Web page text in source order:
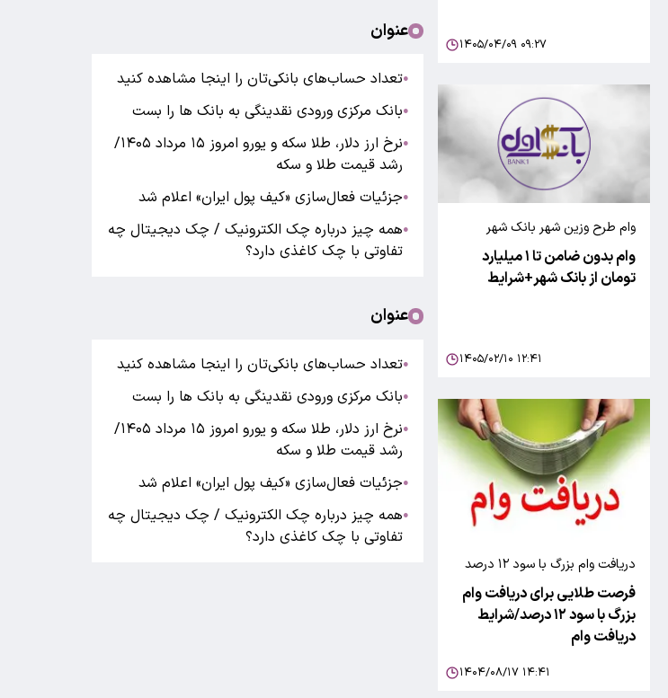
۱۴۰۵/۰۴/۰۹ ۰۹:۲۷
وام طرح وزین شهر بانک شهر
وام بدون ضامن تا ۱ میلیارد
تومان از بانک شهر+شرایط
۱۴۰۵/۰۲/۱۰ ۱۲:۴۱
دریافت وام بزرگ با سود ۱۲ درصد
فرصت طلایی برای دریافت وام
بزرگ با سود ۱۲ درصد/شرایط
دریافت وام
۱۴۰۴/۰۸/۱۷ ۱۴:۴۱
عنوان
●تعداد حساب‌های بانکی‌تان را اینجا مشاهده کنید
●بانک مرکزی ورودی نقدینگی به بانک ها را بست
●
نرخ ارز دلار، طلا سکه و یورو امروز ۱۵ مرداد ۱۴۰۵/
رشد قیمت طلا و سکه
●جزئیات فعال‌سازی «کیف پول ایران» اعلام شد
●همه چیز درباره چک الکترونیک / چک دیجیتال چه
تفاوتی با چک کاغذی دارد؟
عنوان
●تعداد حساب‌های بانکی‌تان را اینجا مشاهده کنید
●بانک مرکزی ورودی نقدینگی به بانک ها را بست
●
نرخ ارز دلار، طلا سکه و یورو امروز ۱۵ مرداد ۱۴۰۵/
رشد قیمت طلا و سکه
●جزئیات فعال‌سازی «کیف پول ایران» اعلام شد
●همه چیز درباره چک الکترونیک / چک دیجیتال چه
تفاوتی با چک کاغذی دارد؟